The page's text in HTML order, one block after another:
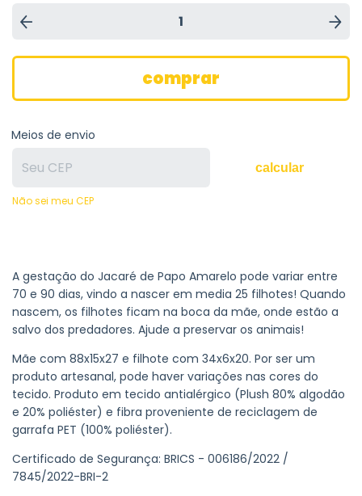
Meios de envio
calcular
Não sei meu CEP
A gestação do Jacaré de Papo Amarelo pode variar entre
70 e 90 dias, vindo a nascer em media 25 filhotes! Quando
nascem, os filhotes ficam na boca da mãe, onde estão a
salvo dos predadores. Ajude a preservar os animais!
Mãe com 88x15x27 e filhote com 34x6x20. Por ser um
produto artesanal, pode haver variações nas cores do
tecido. Produto em tecido antialérgico (Plush 80% algodão
e 20% poliéster) e fibra proveniente de reciclagem de
garrafa PET (100% poliéster).
Certificado de Segurança: BRICS - 006186/2022 /
7845/2022-BRI-2